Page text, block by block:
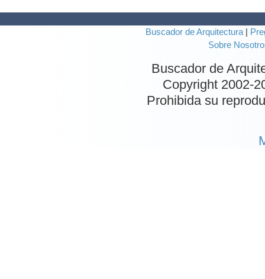
Buscador de Arquitectura
Sobre
Buscador de
Copyright 2002-
Prohibida su